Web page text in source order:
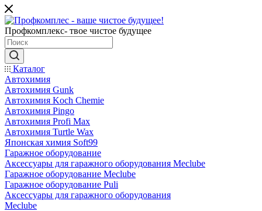
Профкомплекс- твое чистое будущее
Каталог
Автохимия
Автохимия Gunk
Автохимия Koch Chemie
Автохимия Pingo
Автохимия Profi Max
Автохимия Turtle Wax
Японская химия Soft99
Гаражное оборудование
Аксессуары для гаражного оборудования Meclube
Гаражное оборудование Meclube
Гаражное оборудование Puli
Аксессуары для гаражного оборудования
Meclube